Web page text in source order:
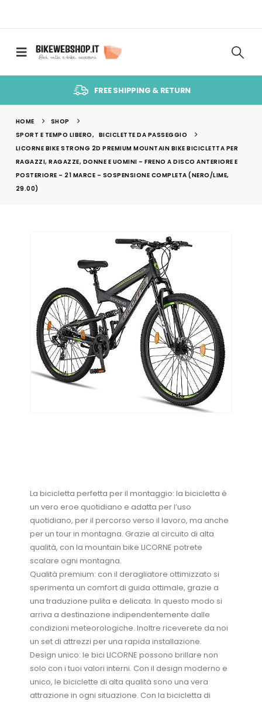
FREE SHIPPING & RETURN
HOME
SHOP
SPORT E TEMPO LIBERO, BICICLETTE DA PASSEGGIO
LICORNE BIKE STRONG 2D PREMIUM MOUNTAIN BIKE BICICLETTA PER
RAGAZZI, RAGAZZE, DONNE E UOMINI – FRENO A DISCO ANTERIORE E
POSTERIORE – 21 MARCE – SOSPENSIONE COMPLETA (NERO/LIME,
29.00)
La bicicletta perfetta per il montaggio: la bicicletta è
un vero eroe quotidiano e adatta per l’uso
quotidiano, per il percorso verso il lavoro, ma anche
per un tour in montagna. Grazie al circuito di alta
qualità, con la mountain bike LICORNE potrete
scalare ogni montagna.
Qualità premium: con il deragliatore ottimizzato si
sperimenta un comfort di guida ottimale, grazie a
una traduzione pulita e delicata. In questo modo si
arriva a destinazione indipendentemente dalle
condizioni meteorologiche. Inoltre riceverete da noi
un set di attrezzi per una rapida installazione.
Design unico: le bici LICORNE possono brillare non
solo con i tuoi valori interni. Con il design moderno e
unico, le biciclette di alta qualità sono una vera
attrazione in ogni situazione. Con la bicicletta di